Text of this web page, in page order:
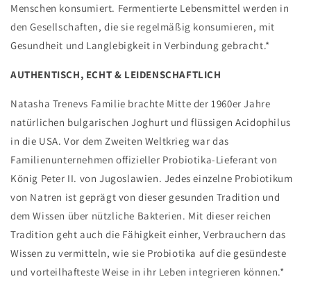
Menschen konsumiert. Fermentierte Lebensmittel werden in
den Gesellschaften, die sie regelmäßig konsumieren, mit
Gesundheit und Langlebigkeit in Verbindung gebracht.*
AUTHENTISCH, ECHT & LEIDENSCHAFTLICH
Natasha Trenevs Familie brachte Mitte der 1960er Jahre
natürlichen bulgarischen Joghurt und flüssigen Acidophilus
in die USA. Vor dem Zweiten Weltkrieg war das
Familienunternehmen offizieller Probiotika-Lieferant von
König Peter II. von Jugoslawien. Jedes einzelne Probiotikum
von Natren ist geprägt von dieser gesunden Tradition und
dem Wissen über nützliche Bakterien. Mit dieser reichen
Tradition geht auch die Fähigkeit einher, Verbrauchern das
Wissen zu vermitteln, wie sie Probiotika auf die gesündeste
und vorteilhafteste Weise in ihr Leben integrieren können.*